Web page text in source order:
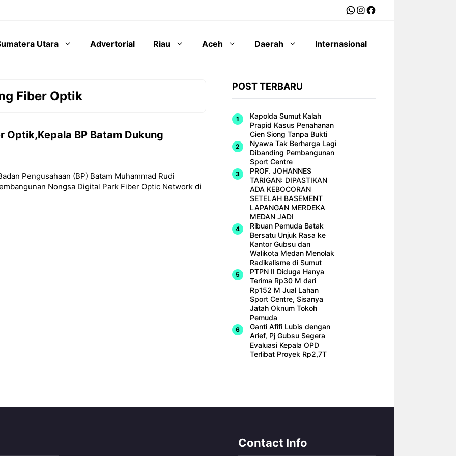
WhatsApp
Instagram
Facebook
Utara Advertorial Riau Aceh Daerah Internasional
Fiber Optik
Optik,Kepala BP Batam Dukung
Pengusahaan (BP) Batam Muhammad Rudi
Nongsa Digital Park Fiber Optic Network di
POST TERBARU
Kapolda Sumut Kalah
Prapid Kasus Penahanan
Cien Siong Tanpa Bukti
Nyawa Tak Berharga Lagi
Dibanding Pembangunan
Sport Centre
PROF. JOHANNES
TARIGAN: DIPASTIKAN
ADA KEBOCORAN
SETELAH BASEMENT
LAPANGAN MERDEKA
MEDAN JADI
Ribuan Pemuda Batak
Bersatu Unjuk Rasa ke
Kantor Gubsu dan
Walikota Medan Menolak
Radikalisme di Sumut
PTPN II Diduga Hanya
Terima Rp30 M dari
Rp152 M Jual Lahan
Sport Centre, Sisanya
Jatah Oknum Tokoh
Pemuda
Ganti Afifi Lubis dengan
Arief, Pj Gubsu Segera
Evaluasi Kepala OPD
Terlibat Proyek Rp2,7T
Contact Info